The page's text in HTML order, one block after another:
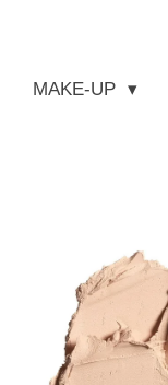
MAKE-UP